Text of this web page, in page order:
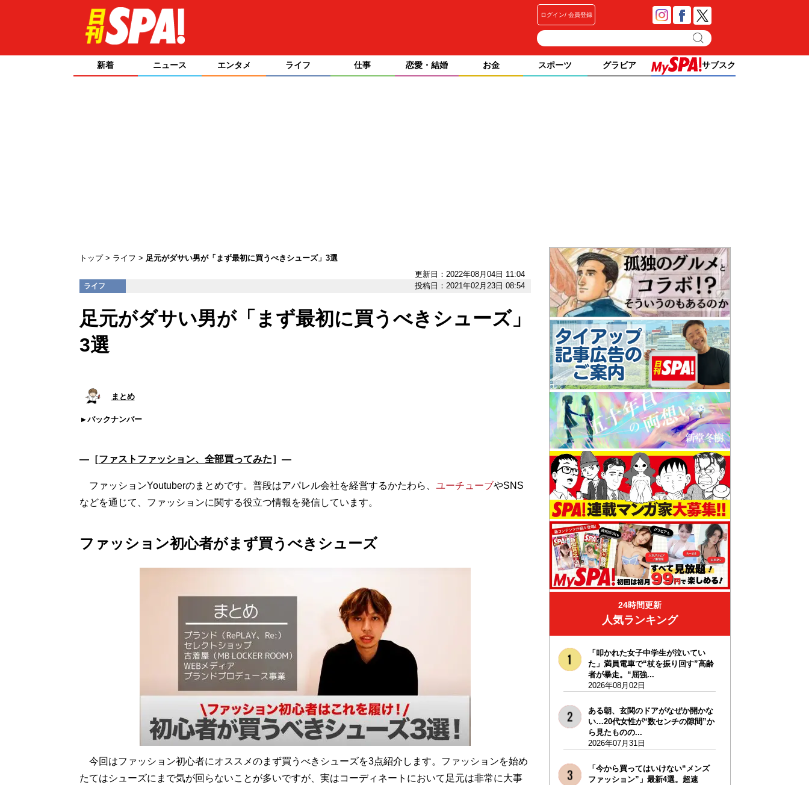
ログイン 会員登録
新着 ニュース エンタメ ライフ 仕事 恋愛・結婚 お金 スポーツ グラビア サブスク
トップ ライフ
足元がダサい男が「まず最初に買うべきシューズ」3選
更新日：2022年08月04日 11:04
ライフ 投稿日：2021年02月23日 08:54
足元がダサい男が「まず最初に買うべきシューズ」
3選
まとめ
バックナンバー
―［ファストファッション、全部買ってみた］―
ファッションYoutuberのまとめです。普段はアパレル会社を経営するかたわら、 ユーチューブやSNS
などを通じて、ファッションに関する役立つ情報を発信しています。
ファッション初心者がまず買うべきシューズ
今回はファッション初心者にオススメのまず買うべきシューズを3点紹介します。ファッションを始め
たてはシューズにまで気が回らないことが多いですが、実はコーディネートにおいて足元は非常に大事
24時間更新
人気ランキング
「叩かれた女子中学生が泣いてい
た」満員電車で“杖を振り回す”高齢
者が暴走。“屈強...
2026年08月02日
ある朝、玄関のドアがなぜか開かな
い…20代女性が“数センチの隙間”か
ら見たものの...
2026年07月31日
「今から買ってはいけない“メンズ
ファッション”」最新4選。超速